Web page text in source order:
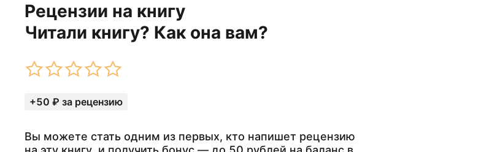
Рецензии на книгу
Читали книгу? Как она вам?
+50 ₽ за рецензию
Вы можете стать одним из первых, кто напишет рецензию